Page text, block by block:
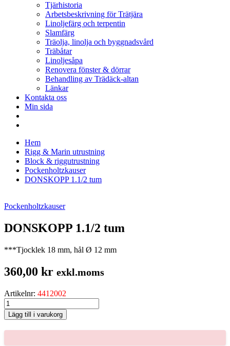
Tjärhistoria
Arbetsbeskrivning för Trätjära
Linoljefärg och terpentin
Slamfärg
Träolja, linolja och byggnadsvård
Träbåtar
Linoljesåpa
Renovera fönster & dörrar
Behandling av Trädäck-altan
Länkar
Kontakta oss
Min sida
Hem
Rigg & Marin utrustning
Block & riggutrustning
Pockenholtzkauser
DONSKOPP 1.1/2 tum
Pockenholtzkauser
DONSKOPP 1.1/2 tum
***Tjocklek 18 mm, hål Ø 12 mm
360,00 kr exkl.moms
Artikelnr: 4412002
DONSKOPP
1.1/2
tum
mängd
Lägg till i varukorg